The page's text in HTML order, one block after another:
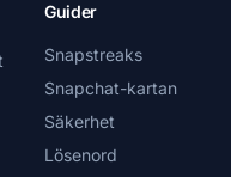
Guider
Snapstreaks
Snapchat-kartan
Säkerhet
Lösenord